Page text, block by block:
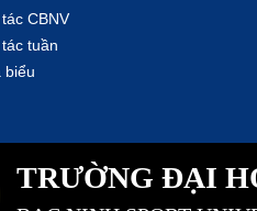
CBNV
tuần
biểu
TRƯỜNG ĐẠI